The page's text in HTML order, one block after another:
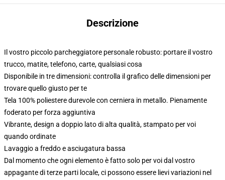
Descrizione
Il vostro piccolo parcheggiatore personale robusto: portare il vostro
trucco, matite, telefono, carte, qualsiasi cosa
Disponibile in tre dimensioni: controlla il grafico delle dimensioni per
trovare quello giusto per te
Tela 100% poliestere durevole con cerniera in metallo. Pienamente
foderato per forza aggiuntiva
Vibrante, design a doppio lato di alta qualità, stampato per voi
quando ordinate
Lavaggio a freddo e asciugatura bassa
Dal momento che ogni elemento è fatto solo per voi dal vostro
appagante di terze parti locale, ci possono essere lievi variazioni nel